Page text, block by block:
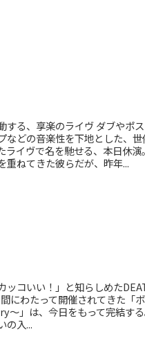
する、享楽のライヴ ダブやポ
などの音楽性を下地とした、
ライヴで名を馳せる、本日休
重ねてきた彼らだが、昨年...
ッコいい！」と知らしめた
にわたって開催されてきた「
」は、今日をもって完結する
の入...